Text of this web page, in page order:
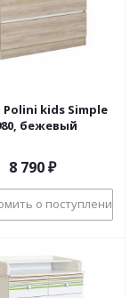
kids Simple
бежевый
8 790₽
о поступлении